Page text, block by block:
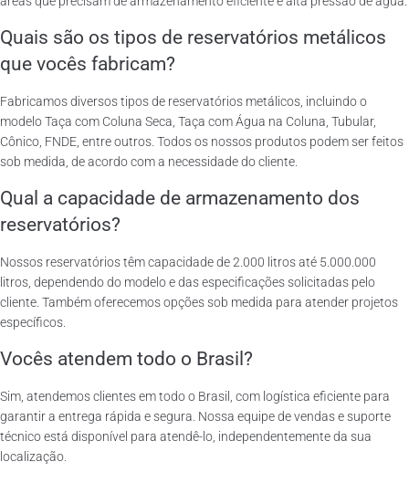
Quais são os tipos de reservatórios metálicos
que vocês fabricam?
Fabricamos diversos tipos de reservatórios metálicos, incluindo o
modelo Taça com Coluna Seca, Taça com Água na Coluna, Tubular,
Cônico, FNDE, entre outros. Todos os nossos produtos podem ser feitos
sob medida, de acordo com a necessidade do cliente.
Qual a capacidade de armazenamento dos
reservatórios?
Nossos reservatórios têm capacidade de 2.000 litros até 5.000.000
litros, dependendo do modelo e das especificações solicitadas pelo
cliente. Também oferecemos opções sob medida para atender projetos
específicos.
Vocês atendem todo o Brasil?
Sim, atendemos clientes em todo o Brasil, com logística eficiente para
garantir a entrega rápida e segura. Nossa equipe de vendas e suporte
técnico está disponível para atendê-lo, independentemente da sua
localização.